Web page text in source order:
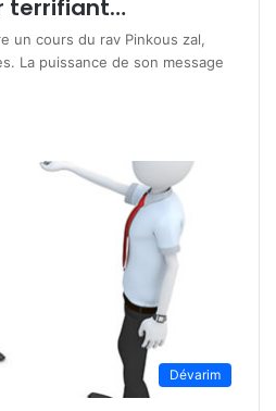
terrifiant…
un cours du rav Pinkous zal,
La puissance de son message
Dévarim